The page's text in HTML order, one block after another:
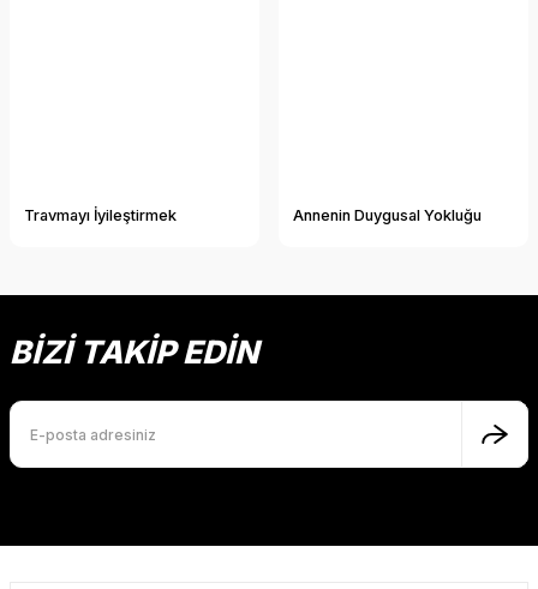
Travmayı İyileştirmek Annenin Duygusal Yokluğu
BİZİ TAKİP EDİN